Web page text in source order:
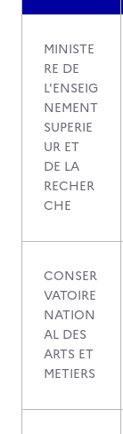
MINISTE
RE DE
L'ENSEIG
NEMENT
SUPERIE
UR ET
DE LA
RECHER
CHE
CONSER
VATOIRE
NATION
AL DES
ARTS ET
METIERS